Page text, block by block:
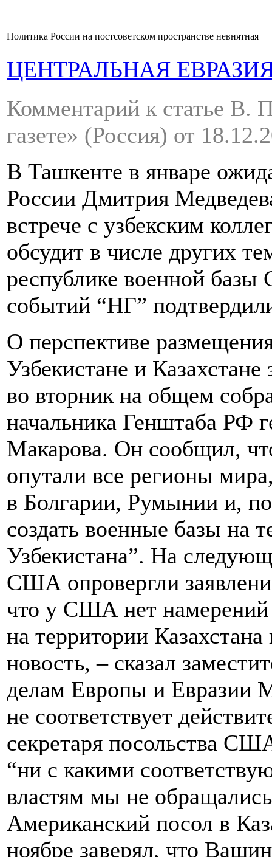
Политика России на постсоветском пространстве невнятная
ЦЕНТРАЛЬНАЯ
Комментарий к статье В.
газете» (Россия) от
В Ташкенте в январе
России Дмитрия
встрече с узбекским
обсудит в числе других
республике военной
событий “НГ”
О перспективе
Узбекистане и
во вторник на общем
начальника Генштаба РФ
Макарова. Он сообщил,
опутали все регионы
в Болгарии, Румынии и,
создать военные базы на
Узбекистана”. На
США опровергли
что у США нет намерений
на территории
новость, – сказал
делам Европы и Евразии
не соответствует
секретаря посольства
“ни с какими
властям мы не
Американский посол в
ноябре заверял, что